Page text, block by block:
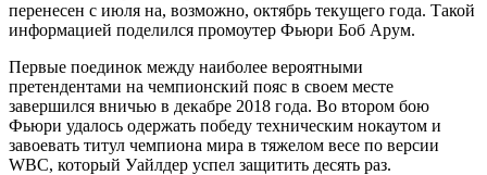
перенесен с июля на, возможно, октябрь текущего года. Такой
информацией поделился промоутер Фьюри Боб Арум.
Первые поединок между наиболее вероятными
претендентами на чемпионский пояс в своем месте
завершился вничью в декабре 2018 года. Во втором бою
Фьюри удалось одержать победу техническим нокаутом и
завоевать титул чемпиона мира в тяжелом весе по версии
WBC, который Уайлдер успел защитить десять раз.